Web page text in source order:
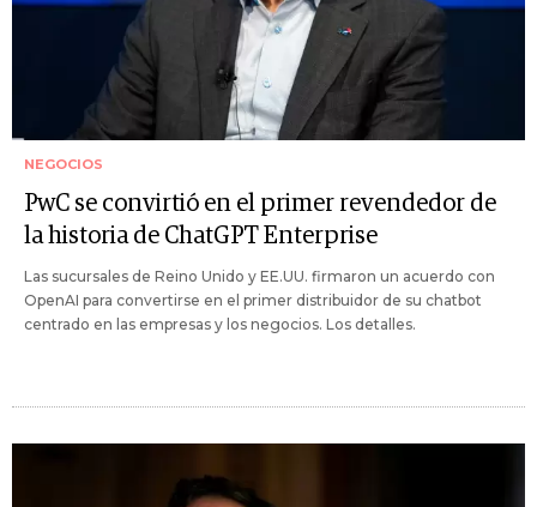
NEGOCIOS
PwC se convirtió en el primer revendedor de
la historia de ChatGPT Enterprise
Las sucursales de Reino Unido y EE.UU. firmaron un acuerdo con
OpenAI para convertirse en el primer distribuidor de su chatbot
centrado en las empresas y los negocios. Los detalles.